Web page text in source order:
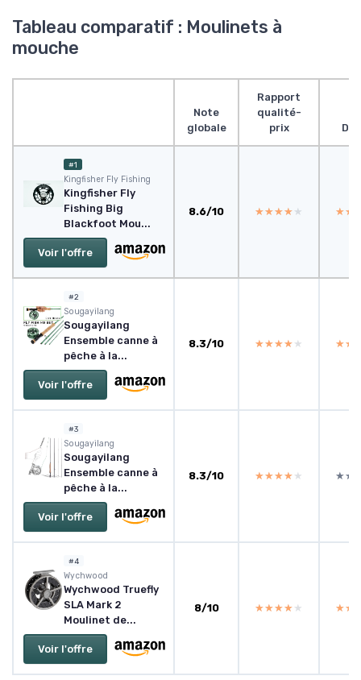
Tableau comparatif : Moulinets à
mouche
Note
globale
Rapport
qualité-
prix
#1
Kingfisher Fly Fishing
Kingfisher Fly
Fishing Big
Blackfoot Mou...
Voir l'offre
8.6/10 ★★★★★
★★★★★
#2
Sougayilang
Sougayilang
Ensemble canne à
pêche à la...
Voir l'offre
8.3/10 ★★★★★
★★★★★
#3
Sougayilang
Sougayilang
Ensemble canne à
pêche à la...
Voir l'offre
8.3/10 ★★★★★
★★★★★
#4
Wychwood
Wychwood Truefly
SLA Mark 2
Moulinet de...
Voir l'offre
8/10 ★★★★★
★★★★★